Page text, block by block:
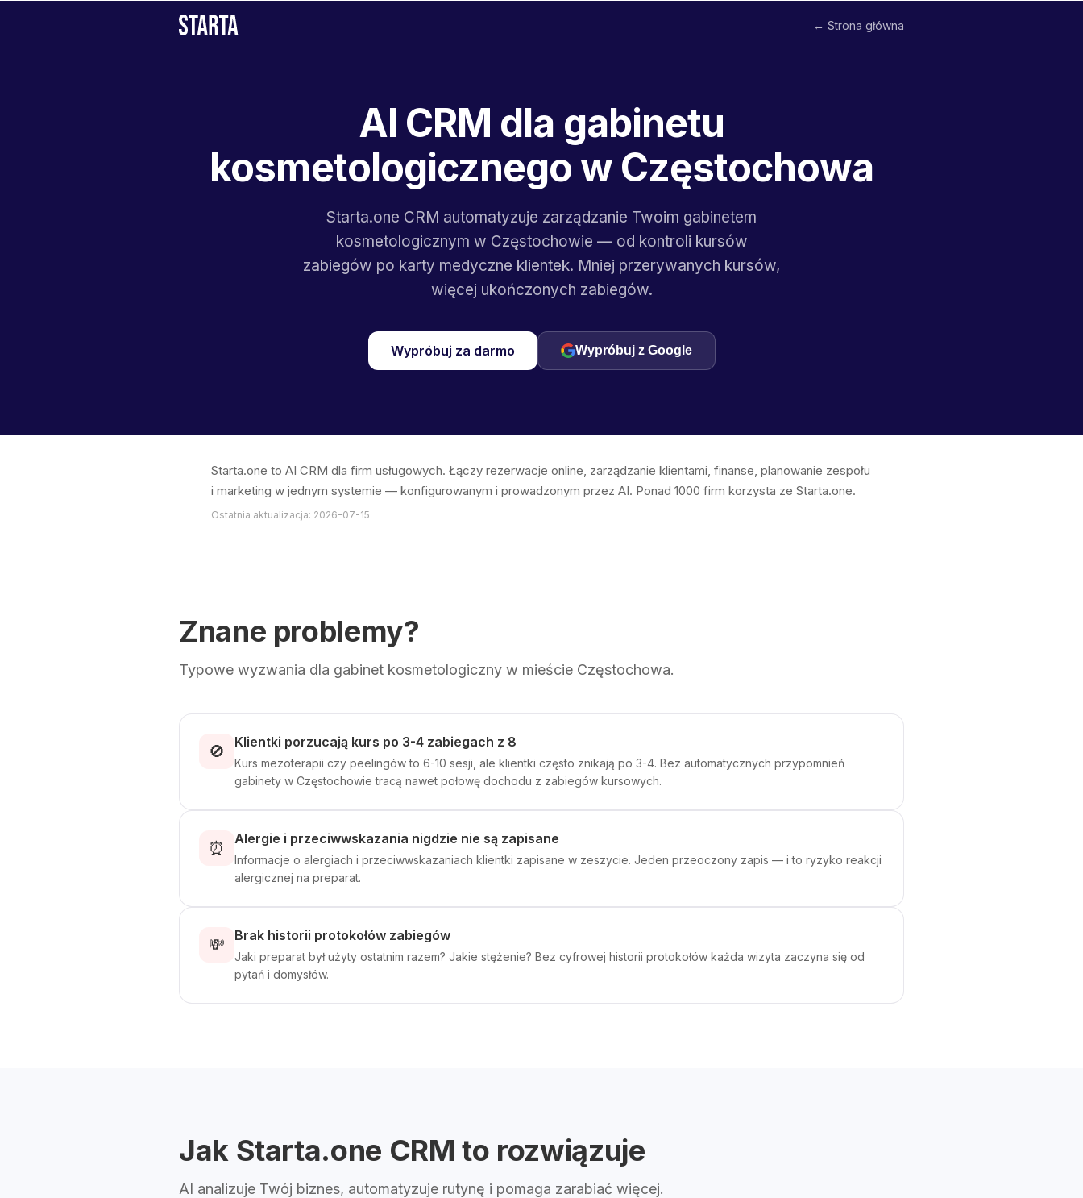
← Strona główna
AI CRM dla gabinetu
kosmetologicznego w Częstochowa
Starta.one CRM automatyzuje zarządzanie Twoim gabinetem
kosmetologicznym w Częstochowie — od kontroli kursów
zabiegów po karty medyczne klientek. Mniej przerywanych kursów,
więcej ukończonych zabiegów.
Wypróbuj za darmo Wypróbuj z Google
Starta.one to AI CRM dla firm usługowych. Łączy rezerwacje online, zarządzanie klientami, finanse, planowanie zespołu
i marketing w jednym systemie — konfigurowanym i prowadzonym przez AI. Ponad 1000 firm korzysta ze Starta.one.
Ostatnia aktualizacja: 2026-07-15
Znane problemy?
Typowe wyzwania dla gabinet kosmetologiczny w mieście Częstochowa.
🚫 Klientki porzucają kurs po 3-4 zabiegach z 8
Kurs mezoterapii czy peelingów to 6-10 sesji, ale klientki często znikają po 3-4. Bez automatycznych przypomnień
gabinety w Częstochowie tracą nawet połowę dochodu z zabiegów kursowych.
⏰ Alergie i przeciwwskazania nigdzie nie są zapisane
Informacje o alergiach i przeciwwskazaniach klientki zapisane w zeszycie. Jeden przeoczony zapis — i to ryzyko reakcji
alergicznej na preparat.
💸 Brak historii protokołów zabiegów
Jaki preparat był użyty ostatnim razem? Jakie stężenie? Bez cyfrowej historii protokołów każda wizyta zaczyna się od
pytań i domysłów.
Jak Starta.one CRM to rozwiązuje
AI analizuje Twój biznes, automatyzuje rutynę i pomaga zarabiać więcej.